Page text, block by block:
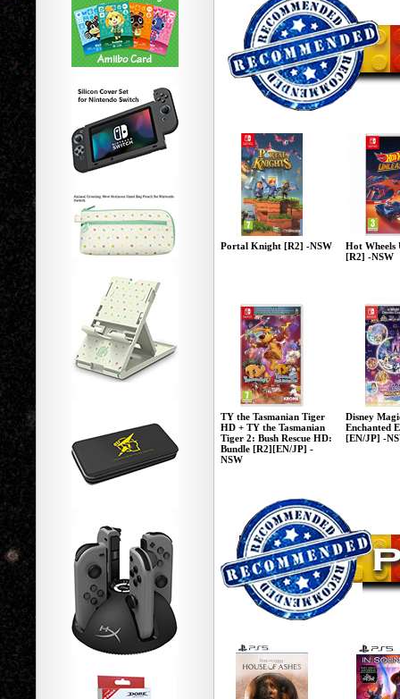
Portal Knight [R2] -NSW
Hot Wheels
[R2] -NSW
TY the Tasmanian Tiger
HD + TY the Tasmanian
Tiger 2: Bush Rescue HD:
Bundle [R2][EN/JP] -
NSW
Disney
Enchanted
[EN/JP] -